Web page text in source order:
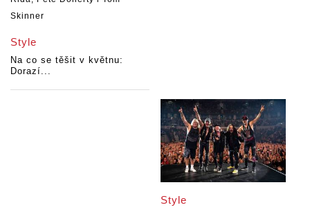
Style
Na co se těšit v květnu:
Dorazí...
Style